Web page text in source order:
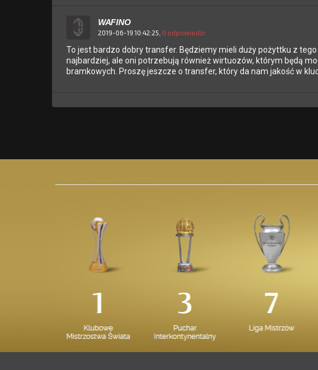
WAFINO
2019-06-19 10:42:25, 0 odpowiedzi
To jest bardzo dobry transfer. Będziemy mieli duży pożyttku z
najbardziej, ale oni potrzebują również wirtuozów, którym będą
bramkowych. Proszę jeszcze o transfer, który da nam jakość w